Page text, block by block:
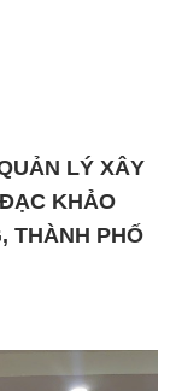
LÝ XÂY
KHẢO
THÀNH PHỐ